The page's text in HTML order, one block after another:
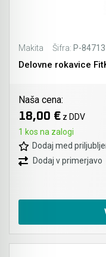
Makita Šifra: P-84713
Delovne rokavice
Naša cena:
18,00 € z DDV
1 kos na zalogi
Dodaj med
Dodaj v primerjavo
Akmulatorski kovičarji
betona
Akumulatorske škarje
Akumulatorski kavni
Akumulatorske
Akumulatorske